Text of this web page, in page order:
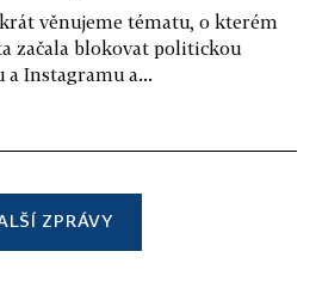
věnujeme tématu, o kterém
začala blokovat politickou
a Instagramu a...
ZPRÁVY